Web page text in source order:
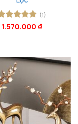
Được xếp
(1)
1.570.000 ₫